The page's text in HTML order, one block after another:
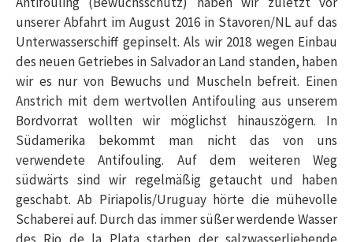
unserer Abfahrt im August 2016 in Stavoren/NL auf das
Unterwasserschiff gepinselt. Als wir 2018 wegen Einbau
des neuen Getriebes in Salvador an Land standen, haben
wir es nur von Bewuchs und Muscheln befreit. Einen
Anstrich mit dem wertvollen Antifouling aus unserem
Bordvorrat wollten wir möglichst hinauszögern. In
Südamerika bekommt man nicht das von uns
verwendete Antifouling. Auf dem weiteren Weg
südwärts sind wir regelmäßig getaucht und haben
geschabt. Ab Piriapolis/Uruguay hörte die mühevolle
Schaberei auf. Durch das immer süßer werdende Wasser
des Rio de la Plata starben der salzwasserliebende